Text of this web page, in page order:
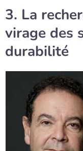
3. La
virage des
durabilité